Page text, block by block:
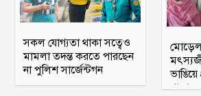
সকল যোগ্যতা থাকা সত্বেও
মামলা তদন্ত করতে পারছেন
না পুলিশ সার্জেন্টগন
থাকার